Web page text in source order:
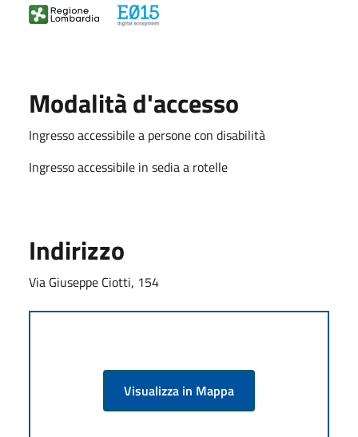
Modalità d'accesso
Ingresso accessibile a persone con disabilità
Ingresso accessibile in sedia a rotelle
Indirizzo
Via Giuseppe Ciotti, 154
Visualizza in Mappa